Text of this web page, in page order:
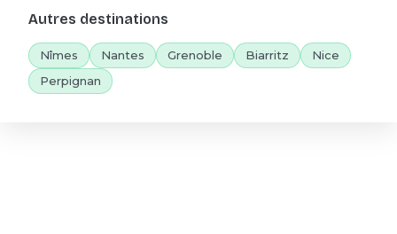
Autres destinations
Nîmes Nantes Grenoble Biarritz
Nice
Perpignan